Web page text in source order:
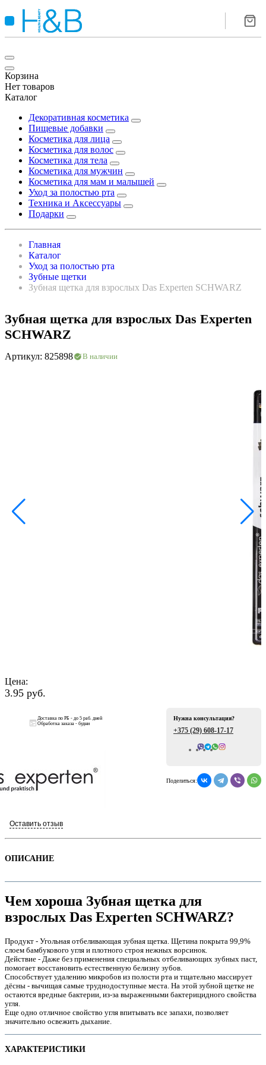
Корзина
Нет товаров
Каталог
Декоративная косметика
Пищевые добавки
Косметика для лица
Косметика для волос
Косметика для тела
Косметика для мужчин
Косметика для мам и малышей
Уход за полостью рта
Техника и Аксессуары
Подарки
Главная
Каталог
Уход за полостью рта
Зубные щетки
Зубная щетка для взрослых Das Experten SCHWARZ
Зубная щетка для взрослых Das Experten
SCHWARZ
Артикул: 825898 В наличии
Цена:
3.95 руб.
Доставка по РБ - до 5 раб. дней
Обработка заказа - будни
Всего отзывов: 0
Оставить отзыв
Нужна консультация?
+375 (29) 608-17-17
Поделиться:
ОПИСАНИЕ
Чем хороша Зубная щетка для
взрослых Das Experten SCHWARZ?
Продукт - Угольная отбеливающая зубная щетка. Щетина покрыта 99,9%
слоем бамбукового угля и плотного строя нежных ворсинок.
Действие - Даже без применения специальных отбеливающих зубных паст,
помогает восстановить естественную белизну зубов.
Способствует удалению микробов из полости рта и тщательно массирует
дёсны - вычищая самые труднодоступные места. На этой зубной щетке не
остаются вредные бактерии, из-за выраженными бактерицидного свойства
угля.
Еще одно отличное свойство угля впитывать все запахи, позволяет
значительно освежить дыхание.
ХАРАКТЕРИСТИКИ